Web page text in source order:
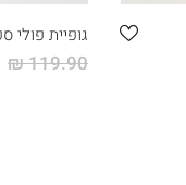
גופיית פולי
119.90 ₪